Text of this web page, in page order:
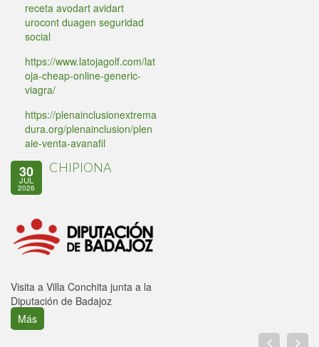
receta avodart avidart
urocont duagen seguridad
social
https://www.latojagolf.com/lat
oja-cheap-online-generic-
viagra/
https://plenainclusionextrema
dura.org/plenainclusion/plen
aie-venta-avanafil
30
JUL
2026
CHIPIONA
Visita a Villa Conchita junta a la
Diputación de Badajoz
Más